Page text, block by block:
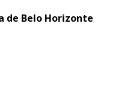
de Belo Horizonte